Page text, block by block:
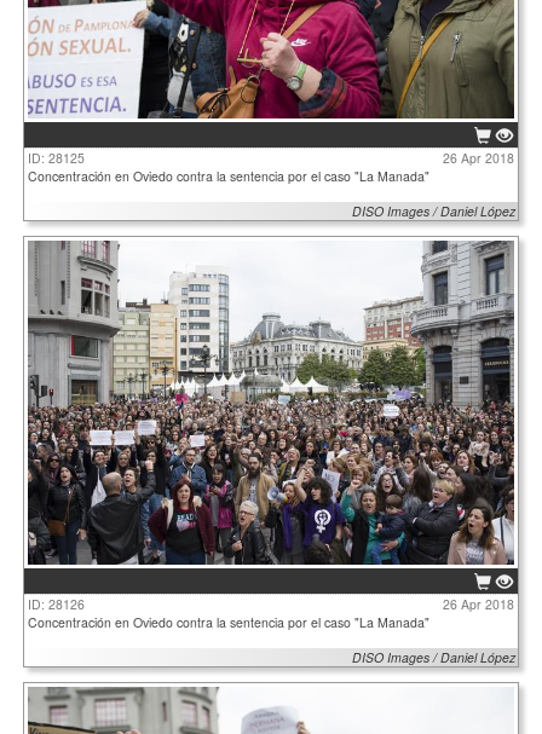
ID: 28125
26 Apr 2018
Concentración en Oviedo contra la sentencia por el caso "La Manada"
DISO Images / Daniel López
ID: 28126
26 Apr 2018
Concentración en Oviedo contra la sentencia por el caso "La Manada"
DISO Images / Daniel López